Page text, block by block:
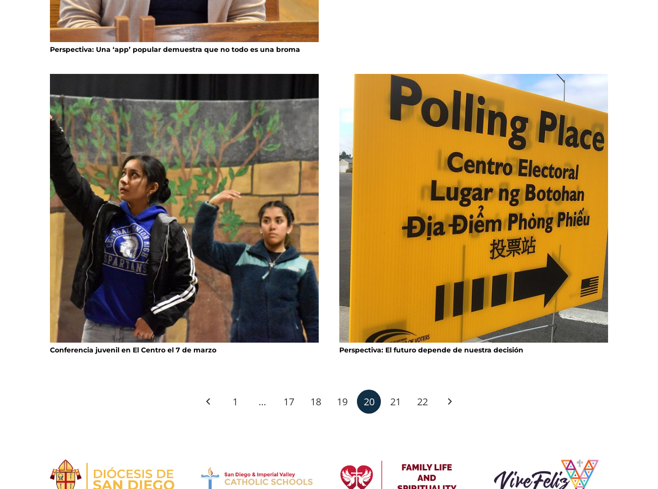
Perspectiva: Una ‘app’ popular demuestra que no todo es una broma
Conferencia juvenil en El Centro el 7 de marzo Perspectiva: El futuro depende de nuestra decisión
1 … 17 18 19 20 21 22